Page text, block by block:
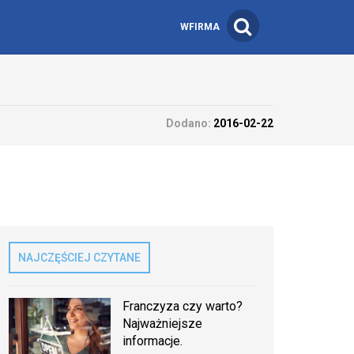
WFIRMA
Dodano: 2016-02-22
NAJCZĘŚCIEJ CZYTANE
Franczyza czy warto?
Najważniejsze
informacje.